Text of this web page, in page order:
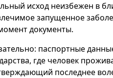
исход неизбежен в
запущенное
документы.
паспортные
где человек
последнее